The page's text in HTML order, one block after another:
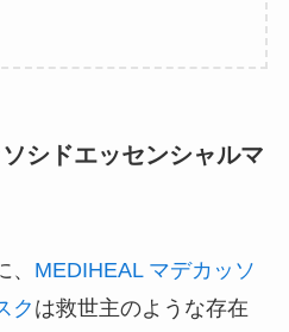
シドエッセンシャルマ
MEDIHEAL マデカッソ
ク は救世主のような存在